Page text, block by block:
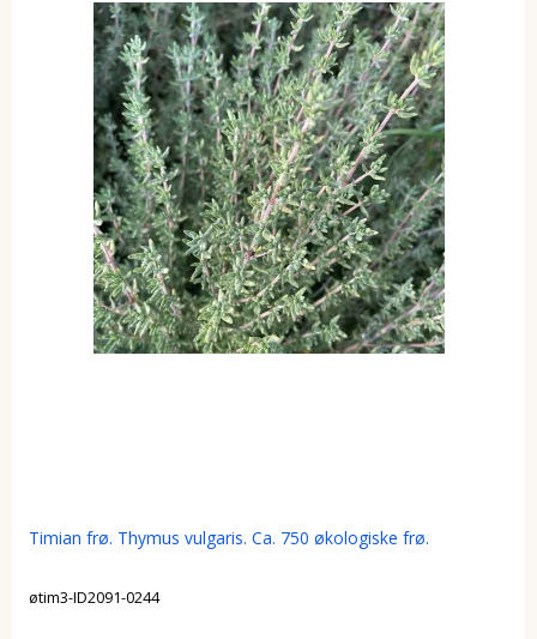
Timian frø. Thymus vulgaris. Ca. 750 økologiske frø.
øtim3-ID2091-0244